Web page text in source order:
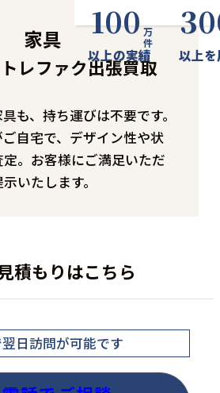
家具
レファク出張買取
も、持ち運びは不要です。
自宅で、デザイン性や状
。お客様にご満足いただ
いたします。
100万件
以上の実績 以上
積もりはこちら
日訪問が可能です